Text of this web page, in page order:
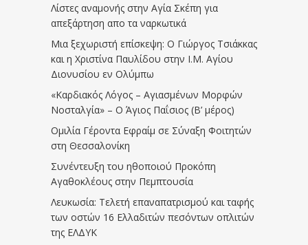
Λίστες αναμονής στην Αγία Σκέπη για
απεξάρτηση απο τα ναρκωτικά
Μια ξεχωριστή επίσκεψη: Ο Γιώργος Τσιάκκας
και η Χριστίνα Παυλίδου στην Ι.Μ. Αγίου
Διονυσίου εν Ολύμπω
«Καρδιακός Λόγος – Αγιασμένων Μορφών
Νοσταλγία» – Ο Άγιος Παΐσιος (Β’ μέρος)
Ομιλία Γέροντα Εφραίμ σε Σύναξη Φοιτητών
στη Θεσσαλονίκη
Συνέντευξη του ηθοποιού Προκόπη
Αγαθοκλέους στην Πεμπτουσία
Λευκωσία: Τελετή επαναπατρισμού και ταφής
των οστών 16 Ελλαδιτών πεσόντων οπλιτών
της ΕΛΔΥΚ